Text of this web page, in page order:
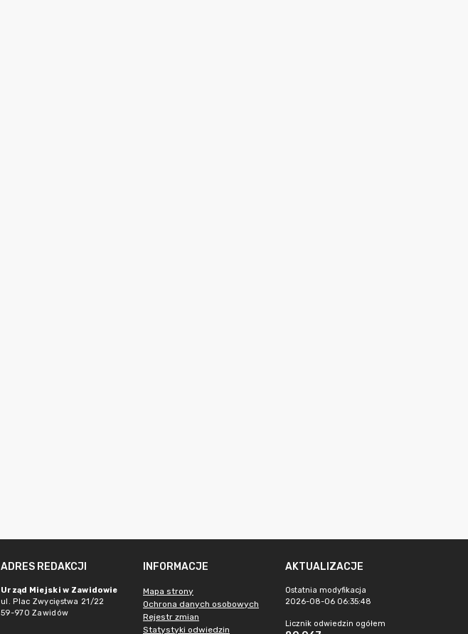
ADRES REDAKCJI
Urząd Miejski w Zawidowie
ul. Plac Zwycięstwa 21/22
59-970 Zawidów
INFORMACJE
Mapa strony
Ochrona danych osobowych
Rejestr zmian
Statystyki odwiedzin
AKTUALIZACJE
Ostatnia modyfikacja
2026-08-06 06:35:48
Licznik odwiedzin ogółem